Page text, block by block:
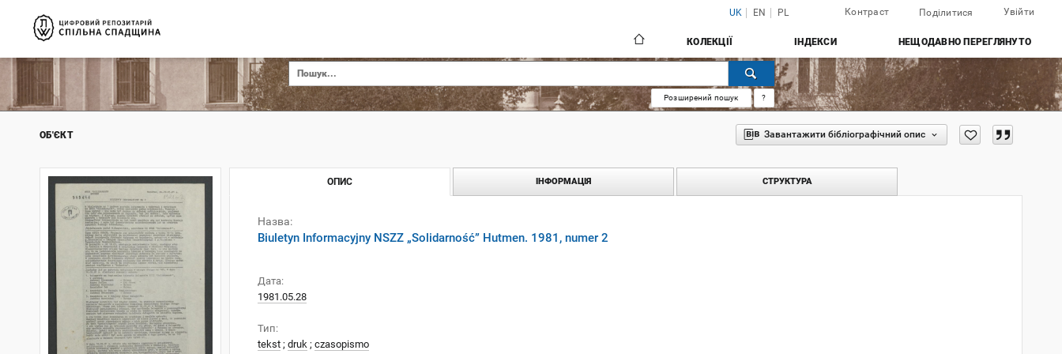
UK EN PL Контраст Поділитися Увійти
КОЛЕКЦІЇ ІНДЕКСИ НЕЩОДАВНО ПЕРЕГЛЯНУТО
Розширений пошук ?
ОБ'ЄКТ Завантажити бібліографічний опис
ОПИС ІНФОРМАЦІЯ СТРУКТУРА
Назва:
Biuletyn Informacyjny NSZZ „Solidarność” Hutmen. 1981, numer 2
Дата:
1981.05.28
Тип:
tekst ; druk ; czasopismo